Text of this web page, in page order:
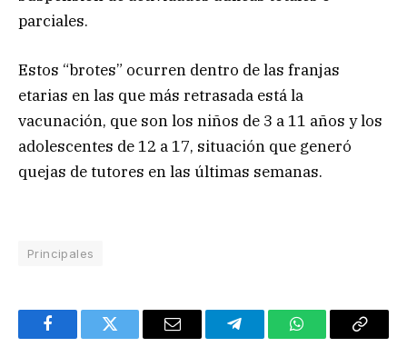
parciales.
Estos “brotes” ocurren dentro de las franjas
etarias en las que más retrasada está la
vacunación, que son los niños de 3 a 11 años y los
adolescentes de 12 a 17, situación que generó
quejas de tutores en las últimas semanas.
Principales
FacebookTwitter Email TelegramWhatsAppCopy